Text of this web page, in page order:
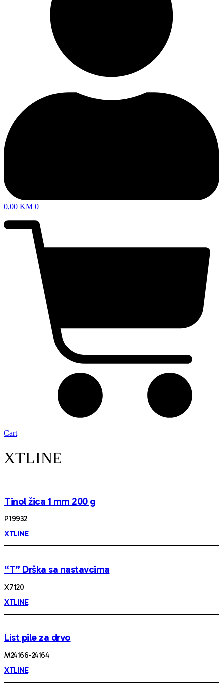
0,00 KM 0
Cart
XTLINE
Tinol žica 1 mm 200 g
P 19932
XTLINE
“T” Drška sa nastavcima
X 7120
XTLINE
List pile za drvo
M24166-24164
XTLINE